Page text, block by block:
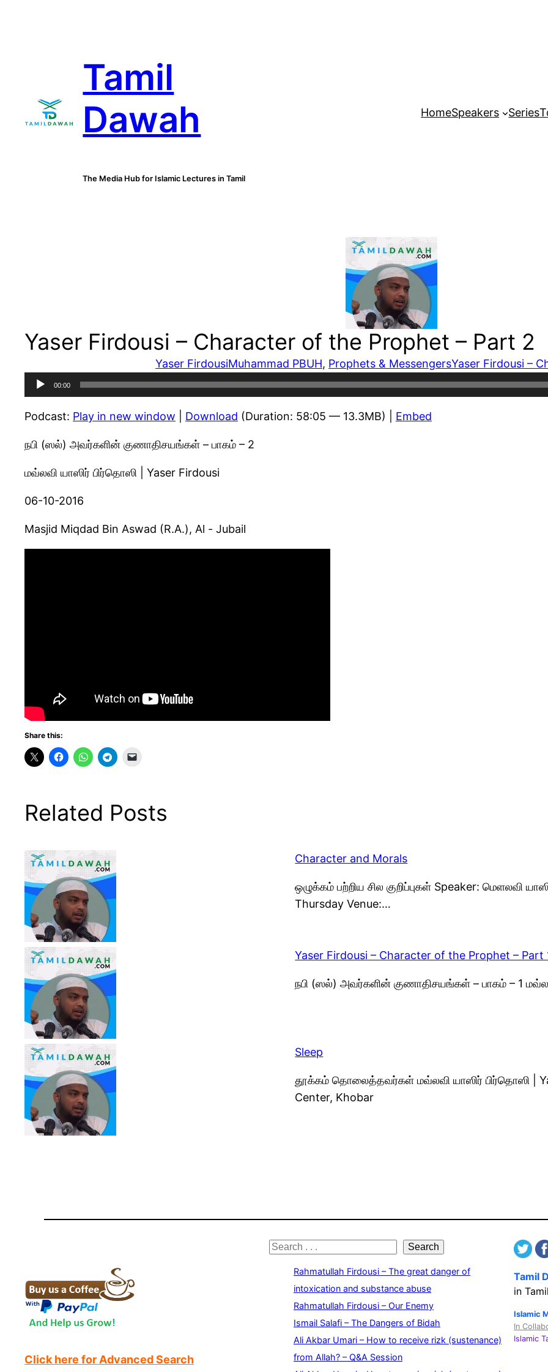
Tamil
Dawah
The Media Hub for Islamic Lectures in Tamil
HomeSpeakers Series
Yaser Firdousi – Character of the Prophet – Part 2
Yaser FirdousiMuhammad PBUH, Prophets & MessengersYaser Firdousi –
Audio
Player
00:00
Podcast: Play in new window Download (Duration: 58:05 — 13.3MB) | Embed
நபி (ஸல்) அவர்களின் குணாதிசயங்கள் – பாகம் – 2
மவ்லவி யாஸிர் பிர்தொஸி | Yaser Firdousi
06-10-2016
Masjid Miqdad Bin Aswad (R.A.), Al - Jubail
Share this:
Related Posts
Character and Morals
ஒழுக்கம் பற்றிய சில குறிப்புகள் Speaker: மெளலவி
Thursday Venue:…
Yaser Firdousi – Character of the Prophet – Part
நபி (ஸல்) அவர்களின் குணாதிசயங்கள் – பாகம் – 1
Sleep
தூக்கம் தொலைத்தவர்கள் மவ்லவி யாஸிர் பிர்தொஸி |
Center, Khobar
Click here for Advanced Search
S
Search
Rahmatullah Firdousi – The great danger of
intoxication and substance abuse
Rahmatullah Firdousi – Our Enemy
Ismail Salafi – The Dangers of Bidah
Ali Akbar Umari – How to receive rizk (sustenance)
from Allah? – Q&A Session
Tamil
in Tamil
Islamic
In
Islamic